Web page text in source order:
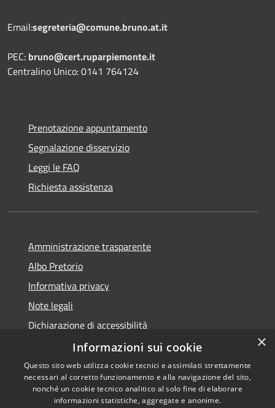
Email:segreteria@comune.bruno.at.it
PEC: bruno@cert.ruparpiemonte.it
Centralino Unico: 0141 764124
Prenotazione appuntamento
Segnalazione disservizio
Leggi le FAQ
Richiesta assistenza
Amministrazione trasparente
Albo Pretorio
Informativa privacy
Note legali
Dichiarazione di accessibilità
Accessibilità
Comune convenzionato
Astigov
×
Informazioni sui cookie
Questo sito web utilizza cookie tecnici e assimilati strettamente
necessari al corretto funzionamento e alla navigazione del sito,
nonché un cookie tecnico analitico al solo fine di elaborare
informazioni statistiche, aggregate e anonime.